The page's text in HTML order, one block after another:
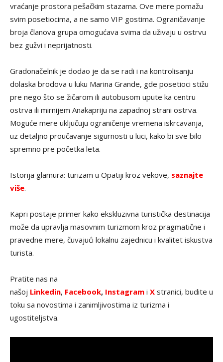
vraćanje prostora pešačkim stazama. Ove mere pomažu
svim posetiocima, a ne samo VIP gostima. Ograničavanje
broja članova grupa omogućava svima da uživaju u ostrvu
bez gužvi i neprijatnosti.
Gradonačelnik je dodao je da se radi i na kontrolisanju
dolaska brodova u luku Marina Grande, gde posetioci stižu
pre nego što se žičarom ili autobusom upute ka centru
ostrva ili mirnijem Anakapriju na zapadnoj strani ostrva.
Moguće mere uključuju ograničenje vremena iskrcavanja,
uz detaljno proučavanje sigurnosti u luci, kako bi sve bilo
spremno pre početka leta.
Istorija glamura: turizam u Opatiji kroz vekove, saznajte
više.
Kapri postaje primer kako ekskluzivna turistička destinacija
može da upravlja masovnim turizmom kroz pragmatične i
pravedne mere, čuvajući lokalnu zajednicu i kvalitet iskustva
turista.
Pratite nas na
našoj Linkedin, Facebook, Instagram i X stranici, budite u
toku sa novostima i zanimljivostima iz turizma i
ugostiteljstva.